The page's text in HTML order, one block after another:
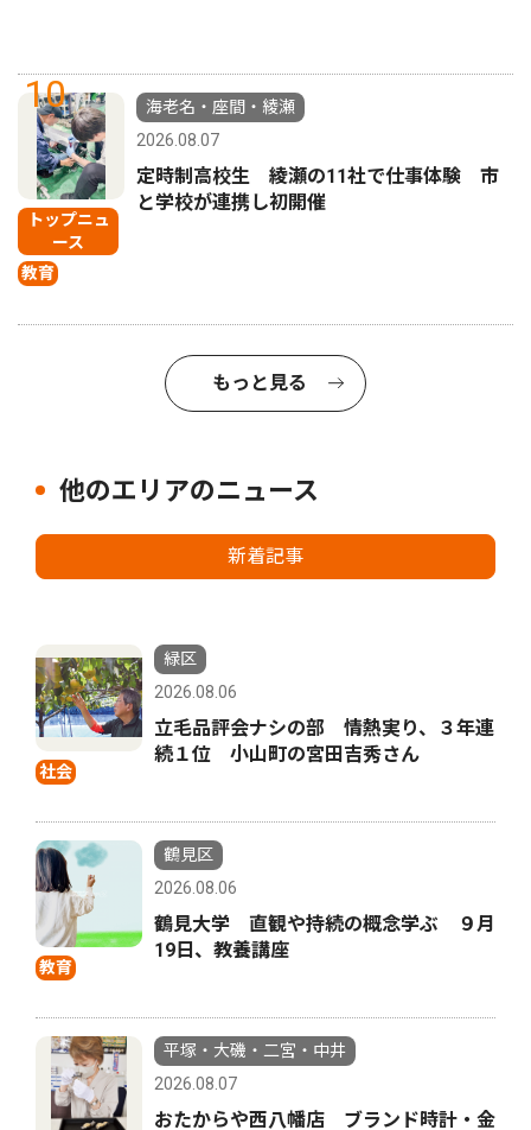
10
トップニュ
ース
教育
海老名・座間・綾瀬
2026.08.07
定時制高校生 綾瀬の11社で仕事体験 市
と学校が連携し初開催
もっと見る
他のエリアのニュース
新着記事
社会
緑区
2026.08.06
立毛品評会ナシの部 情熱実り、３年連
続１位 小山町の宮田吉秀さん
教育
鶴見区
2026.08.06
鶴見大学 直観や持続の概念学ぶ ９月
19日、教養講座
平塚・大磯・二宮・中井
2026.08.07
おたからや西八幡店 ブランド時計・金